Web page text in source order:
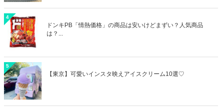
4
ドンキPB「情熱価格」の商品は安いけどまずい？人気商品
は？...
5
【東京】可愛いインスタ映えアイスクリーム10選♡